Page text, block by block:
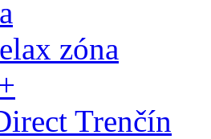
zóna
Trenčín